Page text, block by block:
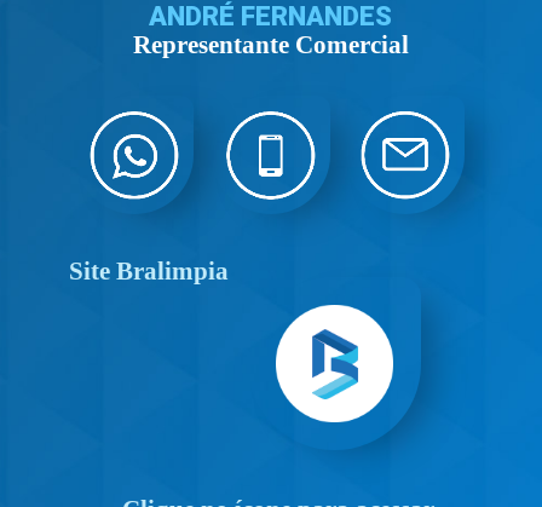
ANDRÉ FERNANDES
Representante Comercial
Site Bralimpia